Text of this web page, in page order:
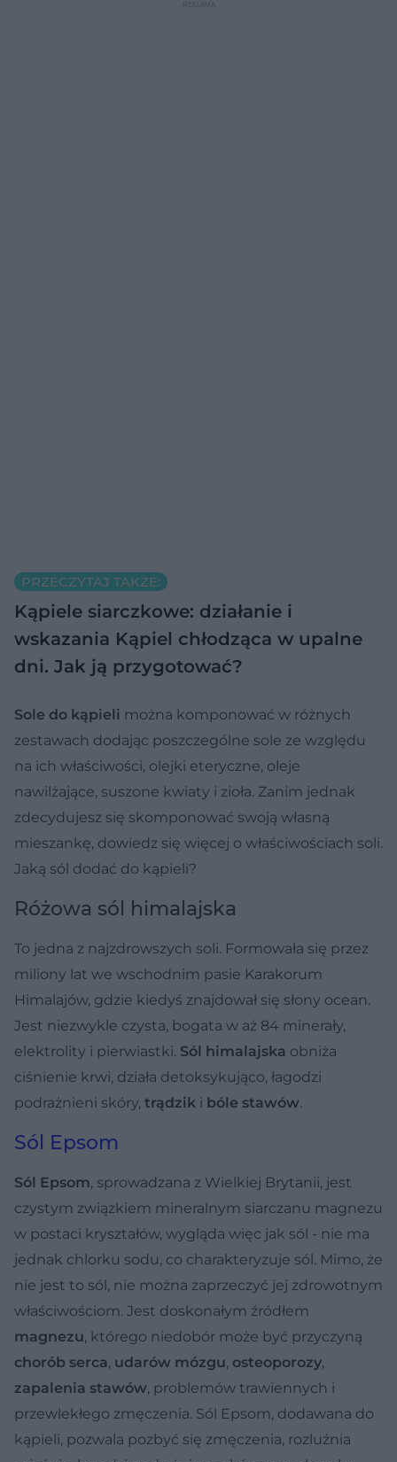
PRZECZYTAJ TAKŻE:
Kąpiele siarczkowe: działanie i
wskazania Kąpiel chłodząca w upalne
dni. Jak ją przygotować?
Sole do kąpieli można komponować w różnych
zestawach dodając poszczególne sole ze względu
na ich właściwości, olejki eteryczne, oleje
nawilżające, suszone kwiaty i zioła. Zanim jednak
zdecydujesz się skomponować swoją własną
mieszankę, dowiedz się więcej o właściwościach soli.
Jaką sól dodać do kąpieli?
Różowa sól himalajska
To jedna z najzdrowszych soli. Formowała się przez
miliony lat we wschodnim pasie Karakorum
Himalajów, gdzie kiedyś znajdował się słony ocean.
Jest niezwykle czysta, bogata w aż 84 minerały,
elektrolity i pierwiastki. Sól himalajska obniża
ciśnienie krwi, działa detoksykująco, łagodzi
podrażnieni skóry, trądzik i bóle stawów.
Sól Epsom
Sól Epsom, sprowadzana z Wielkiej Brytanii, jest
czystym związkiem mineralnym siarczanu magnezu
w postaci kryształów, wygląda więc jak sól - nie ma
jednak chlorku sodu, co charakteryzuje sól. Mimo, że
nie jest to sól, nie można zaprzeczyć jej zdrowotnym
właściwościom. Jest doskonałym źródłem
magnezu, którego niedobór może być przyczyną
chorób serca, udarów mózgu, osteoporozy,
zapalenia stawów, problemów trawiennych i
przewlekłego zmęczenia. Sól Epsom, dodawana do
kąpieli, pozwala pozbyć się zmęczenia, rozluźnia